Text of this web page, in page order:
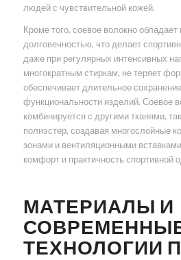
людей с чувствительной кожей.
Кроме того, соевое волокно
долговечностью, что делает
даже при регулярных интенсивных
многократным стиркам, не теряет
обеспечивает длительное
функциональности изделий. Соевое
комбинируется с другими тканями,
полиэстер, создавая многослойные
зонами и вентиляционными
комфорт и практичность спортивной
МАТЕРИАЛЫ И
ТЕХНОЛОГИИ